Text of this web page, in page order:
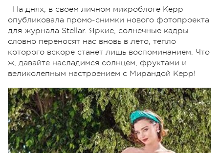
На днях, в своем личном микроблоге Керр
опубликовала промо-снимки нового фотопроекта
для журнала Stellar. Яркие, солнечные кадры
словно переносят нас вновь в лето, тепло
которого вскоре станет лишь воспоминанием. Что
ж, давайте насладимся солнцем, фруктами и
великолепным настроением с Мирандой Керр!